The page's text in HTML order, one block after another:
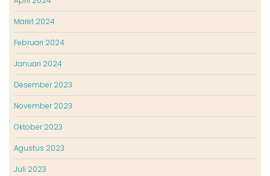
Maret 2024
Februari 2024
Januari 2024
Desember 2023
November 2023
Oktober 2023
Agustus 2023
Juli 2023